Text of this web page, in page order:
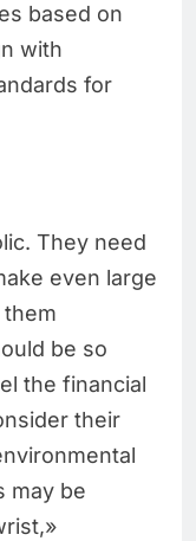
based on
with
for
They need
even large
be so
the financial
their
may be